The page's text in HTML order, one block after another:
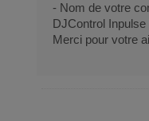
- Nom de votre
DJControl Inpulse
Merci pour votre